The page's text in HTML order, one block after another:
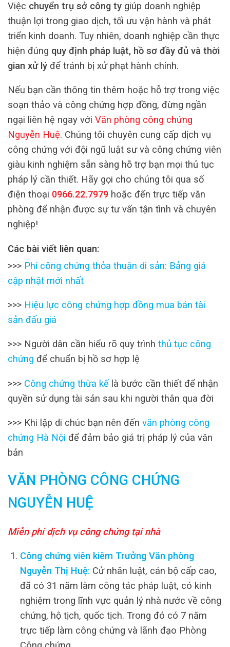
Việc chuyển trụ sở công ty giúp doanh nghiệp
thuận lợi trong giao dịch, tối ưu vận hành và phát
triển kinh doanh. Tuy nhiên, doanh nghiệp cần thực
hiện đúng quy định pháp luật, hồ sơ đầy đủ và thời
gian xử lý để tránh bị xử phạt hành chính.
Nếu bạn cần thông tin thêm hoặc hỗ trợ trong việc
soạn thảo và công chứng hợp đồng, đừng ngần
ngại liên hệ ngay với Văn phòng công chứng
Nguyễn Huệ. Chúng tôi chuyên cung cấp dịch vụ
công chứng với đội ngũ luật sư và công chứng viên
giàu kinh nghiệm sẵn sàng hỗ trợ bạn mọi thủ tục
pháp lý cần thiết. Hãy gọi cho chúng tôi qua số
điện thoại 0966.22.7979 hoặc đến trực tiếp văn
phòng để nhận được sự tư vấn tận tình và chuyên
nghiệp!
Các bài viết liên quan:
>>> Phí công chứng thỏa thuận di sản: Bảng giá
cập nhật mới nhất
>>> Hiệu lực công chứng hợp đồng mua bán tài
sản đấu giá
>>> Người dân cần hiểu rõ quy trình thủ tục công
chứng để chuẩn bị hồ sơ hợp lệ
>>> Công chứng thừa kếlà bước cần thiết để nhận
quyền sử dụng tài sản sau khi người thân qua đời
>>> Khi lập di chúc bạn nên đến văn phòng công
chứng Hà Nội để đảm bảo giá trị pháp lý của văn
bản
VĂN PHÒNG CÔNG CHỨNG
NGUYỄN HUỆ
Miễn phí dịch vụ công chứng tại nhà
Công chứng viên kiêm Trưởng Văn phòng
Nguyễn Thị Huệ: Cử nhân luật, cán bộ cấp cao,
đã có 31 năm làm công tác pháp luật, có kinh
nghiệm trong lĩnh vực quản lý nhà nước về công
chứng, hộ tịch, quốc tịch. Trong đó có 7 năm
trực tiếp làm công chứng và lãnh đạo Phòng